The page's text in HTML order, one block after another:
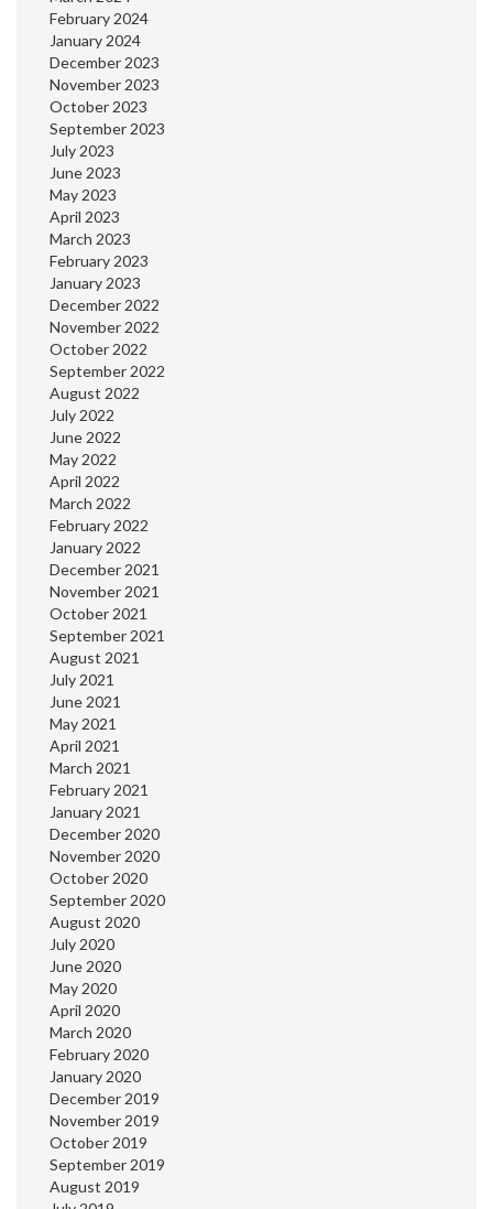
February 2024
January 2024
December 2023
November 2023
October 2023
September 2023
July 2023
June 2023
May 2023
April 2023
March 2023
February 2023
January 2023
December 2022
November 2022
October 2022
September 2022
August 2022
July 2022
June 2022
May 2022
April 2022
March 2022
February 2022
January 2022
December 2021
November 2021
October 2021
September 2021
August 2021
July 2021
June 2021
May 2021
April 2021
March 2021
February 2021
January 2021
December 2020
November 2020
October 2020
September 2020
August 2020
July 2020
June 2020
May 2020
April 2020
March 2020
February 2020
January 2020
December 2019
November 2019
October 2019
September 2019
August 2019